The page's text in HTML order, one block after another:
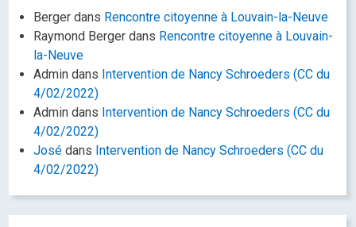
Berger dans Rencontre citoyenne à Louvain-la-Neuve
Raymond Berger dans Rencontre citoyenne à Louvain-
la-Neuve
Admin dans Intervention de Nancy Schroeders (CC du
4/02/2022)
Admin dans Intervention de Nancy Schroeders (CC du
4/02/2022)
José dans Intervention de Nancy Schroeders (CC du
4/02/2022)